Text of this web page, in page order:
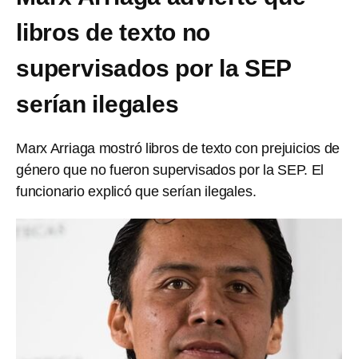
libros de texto no
supervisados por la SEP
serían ilegales
Marx Arriaga mostró libros de texto con prejuicios de
género que no fueron supervisados por la SEP. El
funcionario explicó que serían ilegales.